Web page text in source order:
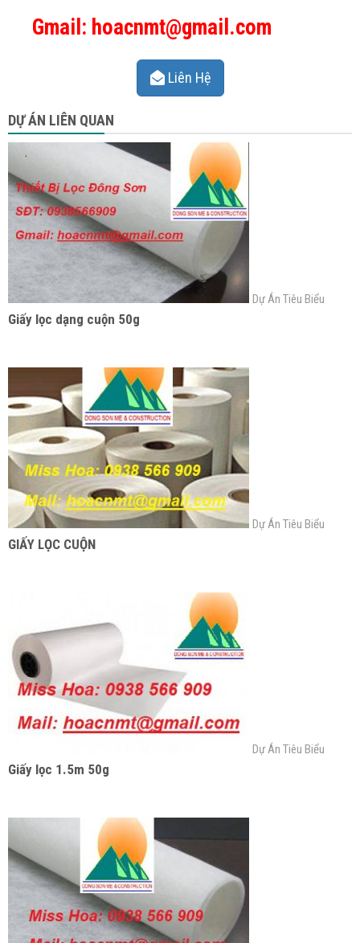
Gmail: hoacnmt@gmail.com
Liên Hệ
DỰ ÁN LIÊN QUAN
Dự Án Tiêu Biểu
Giấy lọc dạng cuộn 50g
Dự Án Tiêu Biểu
GIẤY LỌC CUỘN
Dự Án Tiêu Biểu
Giấy lọc 1.5m 50g